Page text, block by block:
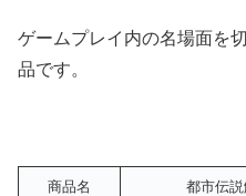
ゲームプレイ内の名場面を
品です。
商品名 都市伝説